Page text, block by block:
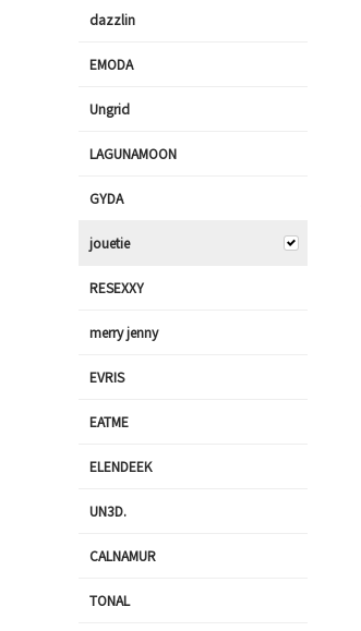
dazzlin
EMODA
Ungrid
LAGUNAMOON
GYDA
jouetie
RESEXXY
merry jenny
EVRIS
EATME
ELENDEEK
UN3D.
CALNAMUR
TONAL